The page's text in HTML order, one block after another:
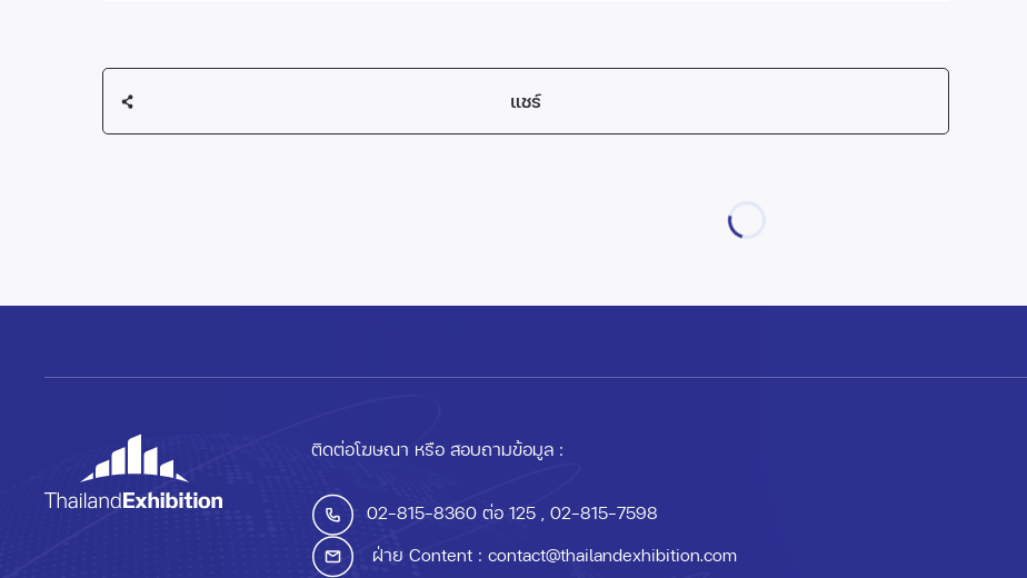
แชร์
ติดต่อโฆษณา หรือ สอบถามข้อมูล :
02-815-8360 ต่อ 125 , 02-815-7598
ฝ่าย Content : contact@thailandexhibition.com